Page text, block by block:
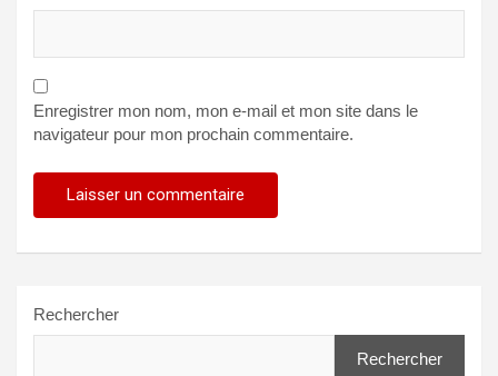
Enregistrer mon nom, mon e-mail et mon site dans le
navigateur pour mon prochain commentaire.
Rechercher
Rechercher